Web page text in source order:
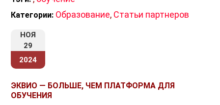
Категории: Образование, Статьи партнеров
НОЯ
29
2024
ЭКВИО — БОЛЬШЕ, ЧЕМ ПЛАТФОРМА ДЛЯ
ОБУЧЕНИЯ